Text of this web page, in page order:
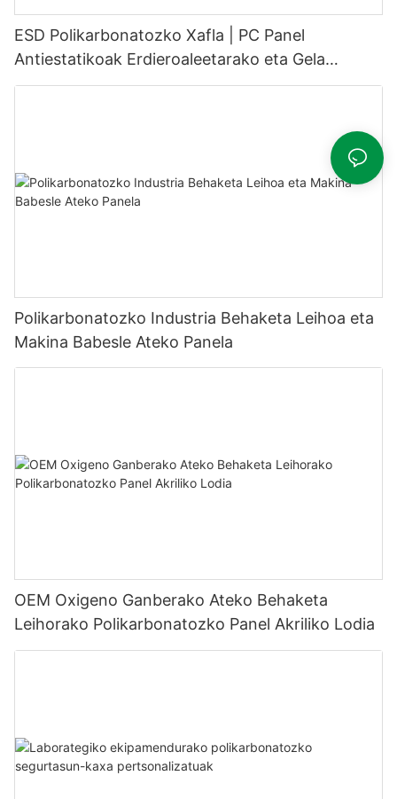
ESD Polikarbonatozko Xafla | PC Panel
Antiestatikoak Erdieroaleetarako eta Gela
Garbietarako
Polikarbonatozko Industria Behaketa Leihoa eta
Makina Babesle Ateko Panela
OEM Oxigeno Ganberako Ateko Behaketa
Leihorako Polikarbonatozko Panel Akriliko Lodia